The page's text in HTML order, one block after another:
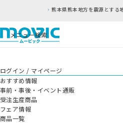
熊本県熊本地方を震源とする地震
メニュー検索
ログイン / マイページ
おすすめ情報
事前・事後・イベント通販
受注生産商品
フェア情報
商品一覧